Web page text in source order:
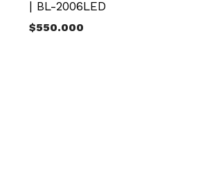
| BL-2006LED
$550.000